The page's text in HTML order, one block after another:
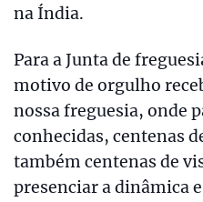
na Índia.
Para a Junta de
motivo de orgulho
nossa freguesia, onde
conhecidas, centenas
também centenas de
presenciar a dinâmica